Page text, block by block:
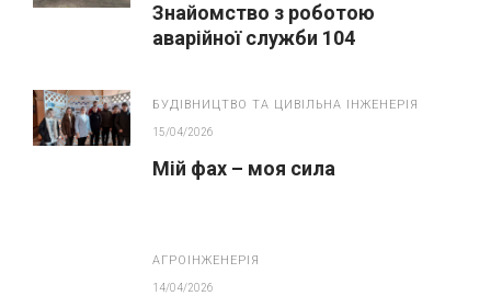
Знайомство з роботою
аварійної служби 104
БУДІВНИЦТВО ТА ЦИВІЛЬНА ІНЖЕНЕРІЯ
15/04/2026
Мій фах – моя сила
АГРОІНЖЕНЕРІЯ
14/04/2026